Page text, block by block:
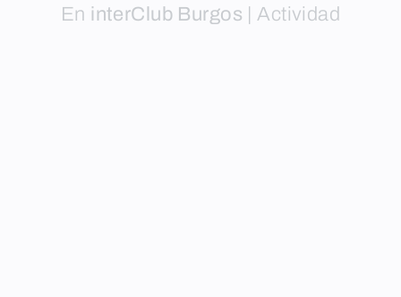
En interClub Burgos |Actividad